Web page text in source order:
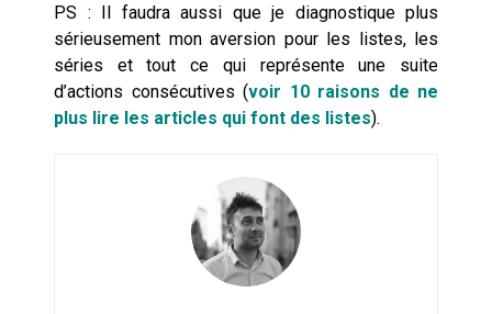
PS : Il faudra aussi que je diagnostique plus
sérieusement mon aversion pour les listes, les
séries et tout ce qui représente une suite
d’actions consécutives (voir 10 raisons de ne
plus lire les articles qui font des listes).